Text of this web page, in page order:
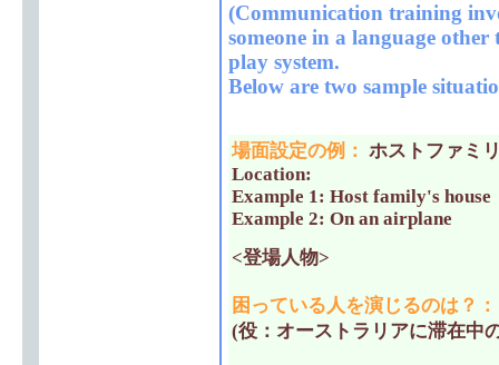
(Communication training
someone in a language
play system.
Below are two sample
場面設定の例 ： ホストファミ
Location:
Example 1: Host family's house
Example 2: On an airplane
<登場人物>
困っている人を演じるのは？ ：
(役：オーストラリアに滞在中